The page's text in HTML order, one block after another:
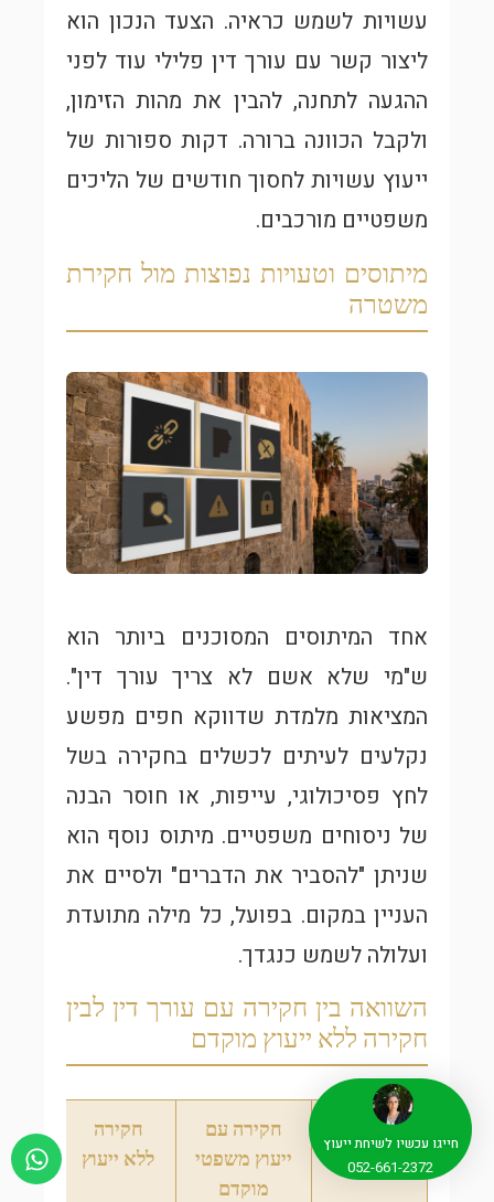
עשויות לשמש כראיה. הצעד הנכון הוא
ליצור קשר עם עורך דין פלילי עוד לפני
ההגעה לתחנה, להבין את מהות הזימון,
ולקבל הכוונה ברורה. דקות ספורות של
ייעוץ עשויות לחסוך חודשים של הליכים
משפטיים מורכבים.
מיתוסים וטעויות נפוצות מול חקירת
משטרה
אחד המיתוסים המסוכנים ביותר הוא
ש"מי שלא אשם לא צריך עורך דין".
המציאות מלמדת שדווקא חפים מפשע
נקלעים לעיתים לכשלים בחקירה בשל
לחץ פסיכולוגי, עייפות, או חוסר הבנה
של ניסוחים משפטיים. מיתוס נוסף הוא
שניתן "להסביר את הדברים" ולסיים את
העניין במקום. בפועל, כל מילה מתועדת
ועלולה לשמש כנגדך.
השוואה בין חקירה עם עורך דין לבין
חקירה ללא ייעוץ מוקדם
היבט
חקירה עם
ייעוץ משפטי
מוקדם
חקירה
ללא ייעוץ
חייגו עכשיו לשיחת ייעוץ
052-661-2372